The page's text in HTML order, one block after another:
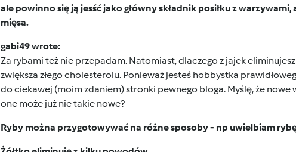
ale powinno się ją jesść jako główny składnik posiłku z
mięsa.
gabi49 wrote:
Za rybami też nie przepadam. Natomiast, dlaczego z jajek eliminujesz
zwiększa złego cholesterolu. Ponieważ jesteś hobbystka
do ciekawej (moim zdaniem) stronki pewnego bloga. Myślę, że
one może już nie takie nowe?
Ryby można przygotowywać na różne sposoby - np uwielbiam